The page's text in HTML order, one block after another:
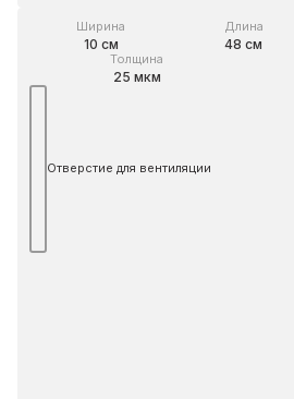
Ширина
10 см
Длина
48 см
Толщина
25 мкм
Отверстие для вентиляции